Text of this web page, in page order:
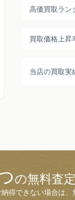
高価買取ラン
買取価格上昇
当店の買取実
の無料査定
得できない場合は